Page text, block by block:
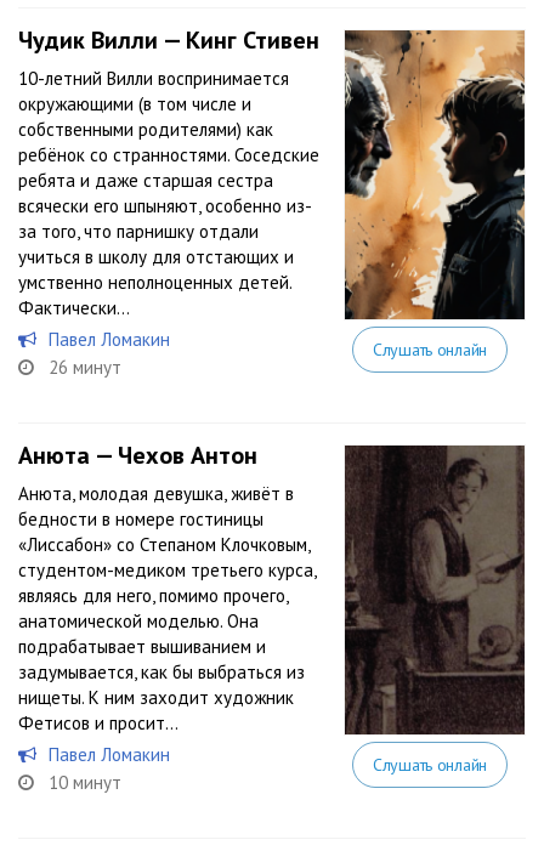
Чудик Вилли — Кинг Стивен
10-летний Вилли воспринимается
окружающими (в том числе и
собственными родителями) как
ребёнок со странностями. Соседские
ребята и даже старшая сестра
всячески его шпыняют, особенно из-
за того, что парнишку отдали
учиться в школу для отстающих и
умственно неполноценных детей.
Фактически...
Павел Ломакин
26 минут
Слушать онлайн
Анюта — Чехов Антон
Анюта, молодая девушка, живёт в
бедности в номере гостиницы
«Лиссабон» со Степаном Клочковым,
студентом-медиком третьего курса,
являясь для него, помимо прочего,
анатомической моделью. Она
подрабатывает вышиванием и
задумывается, как бы выбраться из
нищеты. К ним заходит художник
Фетисов и просит...
Павел Ломакин
10 минут
Слушать онлайн